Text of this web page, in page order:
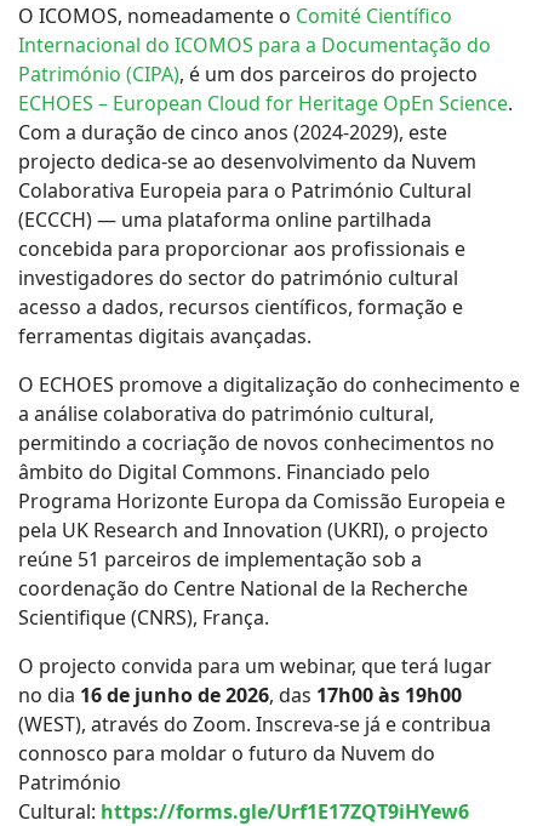
O ICOMOS, nomeadamente o Comité Científico
Internacional do ICOMOS para a Documentação do
Património (CIPA), é um dos parceiros do projecto
ECHOES – European Cloud for Heritage OpEn Science.
Com a duração de cinco anos (2024-2029), este
projecto dedica-se ao desenvolvimento da Nuvem
Colaborativa Europeia para o Património Cultural
(ECCCH) — uma plataforma online partilhada
concebida para proporcionar aos profissionais e
investigadores do sector do património cultural
acesso a dados, recursos científicos, formação e
ferramentas digitais avançadas.
O ECHOES promove a digitalização do conhecimento e
a análise colaborativa do património cultural,
permitindo a cocriação de novos conhecimentos no
âmbito do Digital Commons. Financiado pelo
Programa Horizonte Europa da Comissão Europeia e
pela UK Research and Innovation (UKRI), o projecto
reúne 51 parceiros de implementação sob a
coordenação do Centre National de la Recherche
Scientifique (CNRS), França.
O projecto convida para um webinar, que terá lugar
no dia 16 de junho de 2026, das 17h00 às 19h00
(WEST), através do Zoom. Inscreva-se já e contribua
connosco para moldar o futuro da Nuvem do
Património
Cultural: https://forms.gle/Urf1E17ZQT9iHYew6